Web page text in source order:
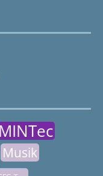
MINTec
Musik